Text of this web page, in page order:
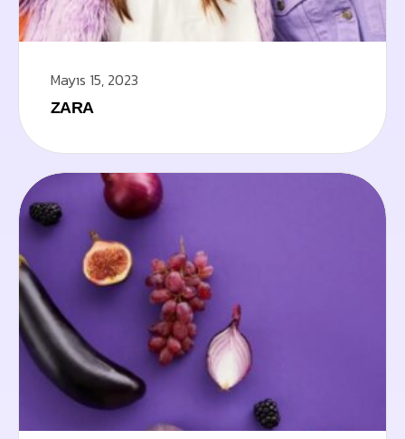
Mayıs 15, 2023
ZARA